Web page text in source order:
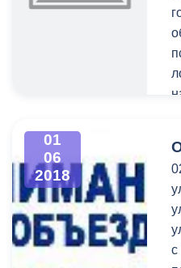
01
06
2018
с